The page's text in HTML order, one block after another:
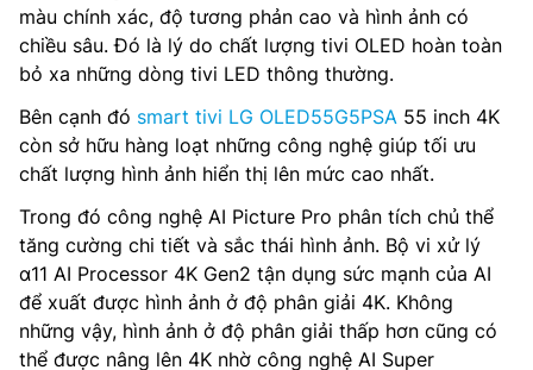
màu chính xác, độ tương phản cao và hình ảnh có
chiều sâu. Đó là lý do chất lượng tivi OLED hoàn toàn
bỏ xa những dòng tivi LED thông thường.
Bên cạnh đó smart tivi LG OLED55G5PSA 55 inch 4K
còn sở hữu hàng loạt những công nghệ giúp tối ưu
chất lượng hình ảnh hiển thị lên mức cao nhất.
Trong đó công nghệ AI Picture Pro phân tích chủ thể
tăng cường chi tiết và sắc thái hình ảnh. Bộ vi xử lý
α11 AI Processor 4K Gen2 tận dụng sức mạnh của AI
để xuất được hình ảnh ở độ phân giải 4K. Không
những vậy, hình ảnh ở độ phân giải thấp hơn cũng có
thể được nâng lên 4K nhờ công nghệ AI Super